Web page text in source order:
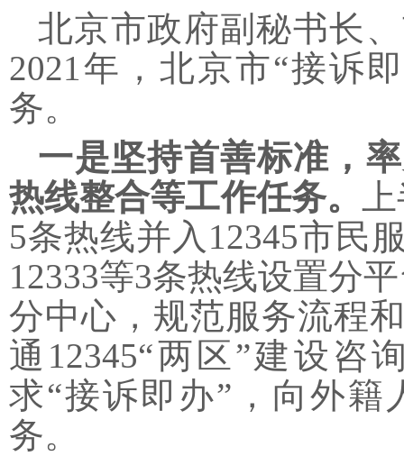
北京市政府副秘书长
2021年，北京市“接诉
务。
一是坚持首善标准，
热线整合等工作任务。
5条热线并入12345市民
12333等3条热线设置分
分中心，规范服务流程
通12345“两区”建设咨
求“接诉即办”，向外
务。